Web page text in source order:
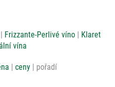
Frizzante-Perlivé víno
Klaret
vína
ceny pořadí